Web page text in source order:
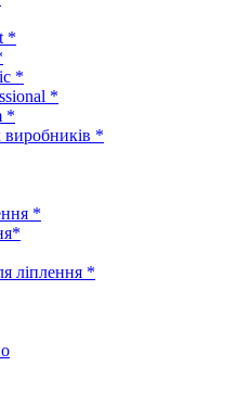
*
*
*
*
виробників *
*
ліплення *